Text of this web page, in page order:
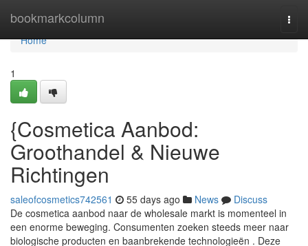
bookmarkcolumn
Home
Home
1
{Cosmetica Aanbod:
Groothandel & Nieuwe
Richtingen
saleofcosmetics742561 55 days ago News
Discuss
De cosmetica aanbod naar de wholesale markt is momenteel in
een enorme beweging. Consumenten zoeken steeds meer naar
biologische producten en baanbrekende technologieën . Deze